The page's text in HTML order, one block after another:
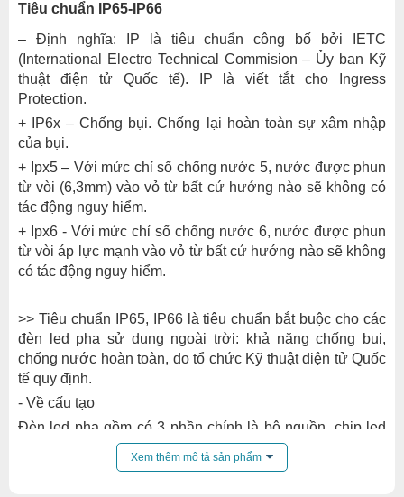
Tiêu chuẩn IP65-IP66
– Định nghĩa: IP là tiêu chuẩn công bố bởi IETC
(International Electro Technical Commision – Ủy ban Kỹ
thuật điện tử Quốc tế). IP là viết tắt cho Ingress
Protection.
+ IP6x – Chống bụi. Chống lại hoàn toàn sự xâm nhập
của bụi.
+ Ipx5 – Với mức chỉ số chống nước 5, nước được phun
từ vòi (6,3mm) vào vỏ từ bất cứ hướng nào sẽ không có
tác động nguy hiểm.
+ Ipx6 - Với mức chỉ số chống nước 6, nước được phun
từ vòi áp lực mạnh vào vỏ từ bất cứ hướng nào sẽ không
có tác động nguy hiểm.
>> Tiêu chuẩn IP65, IP66 là tiêu chuẩn bắt buộc cho các
đèn led pha sử dụng ngoài trời: khả năng chống bụi,
chống nước hoàn toàn, do tổ chức Kỹ thuật điện tử Quốc
tế quy định.
- Về cấu tạo
Đèn led pha gồm có 3 phần chính là bộ nguồn, chip led
và vỏ đèn. Mỗi bộ phận đều đảm nhiệm vai trò riêng.
+ Vỏ đèn thường được làm bằng chất liệu đặc biệt hợp
Xem thêm mô tả sản phẩm